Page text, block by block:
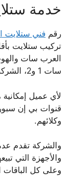
خدمة
رقم فني ستلايت
تركيب ستلايت
سات 1 و2، الشركة على الدوام لذلك توفر
لأي عميل
قنوات بي إن
وكلائهم.
والشركة تقدم
والأجهزة التي
وعلى كل